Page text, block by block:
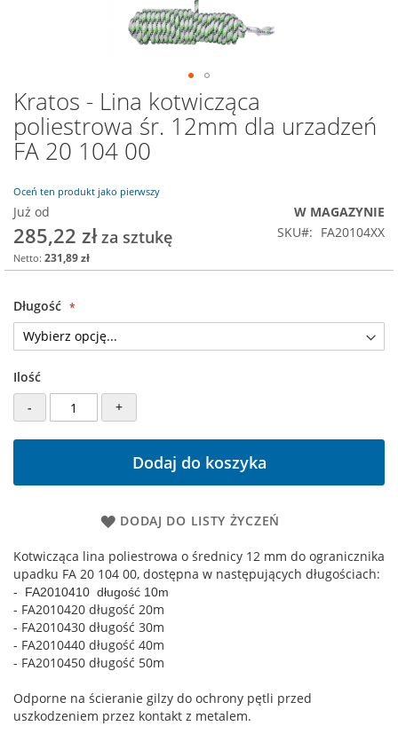
Kratos - Lina kotwicząca
poliestrowa śr. 12mm dla urzadzeń
FA 20 104 00
Oceń ten produkt jako pierwszy
Już od
285,22 zł
231,89 zł
W MAGAZYNIE
SKU
FA20104XX
Długość
Ilość
-
+
Dodaj do koszyka
DODAJ DO LISTY ŻYCZEŃ
Kotwicząca lina poliestrowa o średnicy 12 mm do ogranicznika
upadku FA 20 104 00, dostępna w następujących długościach:
- FA2010410 długość 10m
- FA2010420 długość 20m
- FA2010430 długość 30m
- FA2010440 długość 40m
- FA2010450 długość 50m
Odporne na ścieranie gilzy do ochrony pętli przed
uszkodzeniem przez kontakt z metalem.
Przejdź
na
początek
galerii